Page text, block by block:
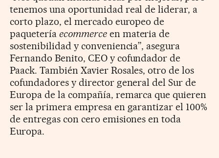
tenemos una oportunidad real de liderar, a
corto plazo, el mercado europeo de
paquetería ecommerceen materia de
sostenibilidad y conveniencia”, asegura
Fernando Benito, CEO y cofundador de
Paack. También Xavier Rosales, otro de los
cofundadores y director general del Sur de
Europa de la compañía, remarca que quieren
ser la primera empresa en garantizar el 100%
de entregas con cero emisiones en toda
Europa.